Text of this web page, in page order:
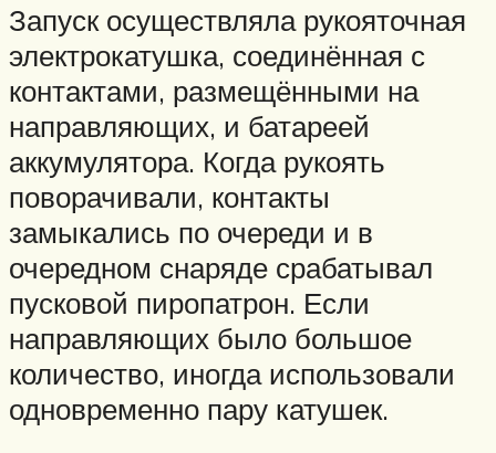
Запуск осуществляла рукояточная
электрокатушка, соединённая с
контактами, размещёнными на
направляющих, и батареей
аккумулятора. Когда рукоять
поворачивали, контакты
замыкались по очереди и в
очередном снаряде срабатывал
пусковой пиропатрон. Если
направляющих было большое
количество, иногда использовали
одновременно пару катушек.